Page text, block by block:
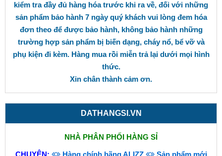
kiểm tra đầy đủ hàng hóa trước khi ra về, đối với những
sản phẩm bảo hành 7 ngày quý khách vui lòng đem hóa
đơn theo để được bảo hành, không bảo hành những
trường hợp sản phẩm bị biến dạng, cháy nổ, bể vỡ và
phụ kiện đi kèm. Hàng mua rồi miễn trả lại dưới mọi hình
thức.
Xin chân thành cảm ơn.
DATHANGSI.VN
NHÀ PHÂN PHỐI HÀNG SỈ